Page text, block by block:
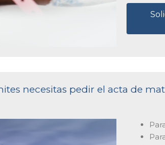
necesitas pedir el acta de